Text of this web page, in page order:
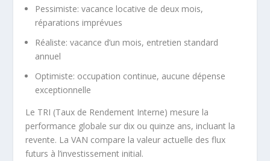
Pessimiste: vacance locative de deux mois,
réparations imprévues
Réaliste: vacance d’un mois, entretien standard
annuel
Optimiste: occupation continue, aucune dépense
exceptionnelle
Le TRI (Taux de Rendement Interne) mesure la
performance globale sur dix ou quinze ans, incluant la
revente. La VAN compare la valeur actuelle des flux
futurs à l’investissement initial.